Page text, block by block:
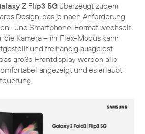
Z Flip3 5G überzeugt zudem
Design, das je nach Anforderung
und Smartphone-Format wechselt.
die Kamera – ihr Flex-Modus kann
und freihändig ausgelöst
große Frontdisplay werden alle
angezeigt und es erlaubt